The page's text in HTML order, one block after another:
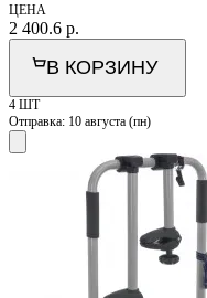
ЦЕНА
2 400.6 р.
В КОРЗИНУ
4 ШТ
Отправка: 10 августа (пн)